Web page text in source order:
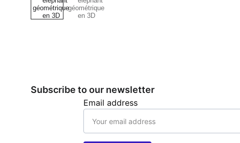
Email address
Subscribe to our newsletter